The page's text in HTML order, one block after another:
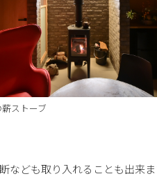
ストーブ
なども取り入れることも出来